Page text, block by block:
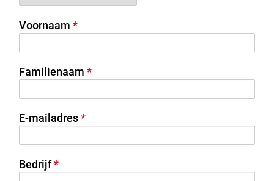
Voornaam
Familienaam
E-mailadres
Bedrijf